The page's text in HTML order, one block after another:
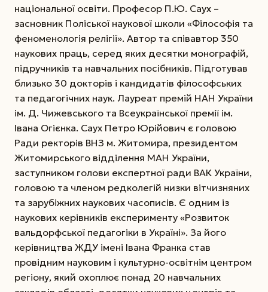
національної освіти. Професор П.Ю. Саух –
засновник Поліської наукової школи «Філософія та
феноменологія релігії». Автор та співавтор 350
наукових праць, серед яких десятки монографій,
підручників та навчальних посібників. Підготував
близько 30 докторів і кандидатів філософських
та педагогічних наук. Лауреат премій НАН України
ім. Д. Чижевського та Всеукраїнської премії ім.
Івана Огієнка. Саух Петро Юрійович є головою
Ради ректорів ВНЗ м. Житомира, президентом
Житомирського відділення МАН України,
заступником голови експертної ради ВАК України,
головою та членом редколегій низки вітчизняних
та зарубіжних наукових часописів. Є одним із
наукових керівників експерименту «Розвиток
вальдорфської педагогіки в Україні». За його
керівництва ЖДУ імені Івана Франка став
провідним науковим і культурно-освітнім центром
регіону, який охоплює понад 20 навчальних